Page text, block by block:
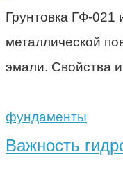
Грунтовка ГФ-021
металлической
эмали. Свойства
фундаменты
Важность